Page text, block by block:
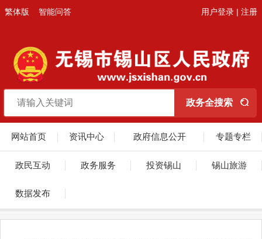
繁体版 智能问答 用户登录 | 注册
网站首页 资讯中心 政府信息公开 专题专栏
政民互动 政务服务 投资锡山 锡山旅游
数据发布